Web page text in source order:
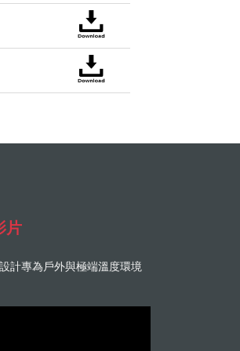
片
計專為戶外與極端溫度環境